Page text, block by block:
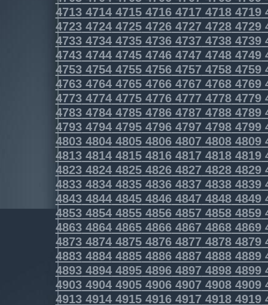
4713471447154716471747184719
4723472447254726472747284729
4733473447354736473747384739
4743474447454746474747484749
4753475447554756475747584759
4763476447654766476747684769
4773477447754776477747784779
4783478447854786478747884789
4793479447954796479747984799
4803480448054806480748084809
4813481448154816481748184819
4823482448254826482748284829
4833483448354836483748384839
4843484448454846484748484849
4853485448554856485748584859
4863486448654866486748684869
4873487448754876487748784879
4883488448854886488748884889
4893489448954896489748984899
4903490449054906490749084909
4913491449154916491749184919